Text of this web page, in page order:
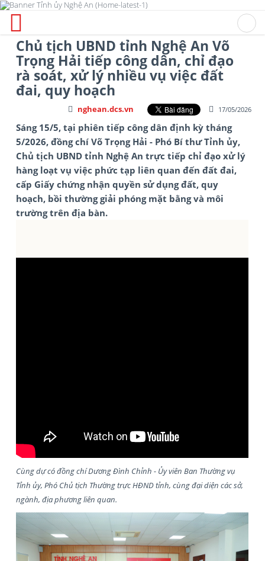
Chủ tịch UBND tỉnh Nghệ An Võ
Trọng Hải tiếp công dân, chỉ đạo
rà soát, xử lý nhiều vụ việc đất
đai, quy hoạch
17/05/2026
nghean.dcs.vn
Sáng 15/5, tại phiên tiếp công dân định kỳ tháng
5/2026, đồng chí Võ Trọng Hải - Phó Bí thư Tỉnh ủy,
Chủ tịch UBND tỉnh Nghệ An trực tiếp chỉ đạo xử lý
hàng loạt vụ việc phức tạp liên quan đến đất đai,
cấp Giấy chứng nhận quyền sử dụng đất, quy
hoạch, bồi thường giải phóng mặt bằng và môi
trường trên địa bàn.
Cùng dự có đồng chí Dương Đình Chỉnh - Ủy viên Ban Thường vụ
Tỉnh ủy, Phó Chủ tịch Thường trực HĐND tỉnh, cùng đại diện các sở,
ngành, địa phương liên quan.